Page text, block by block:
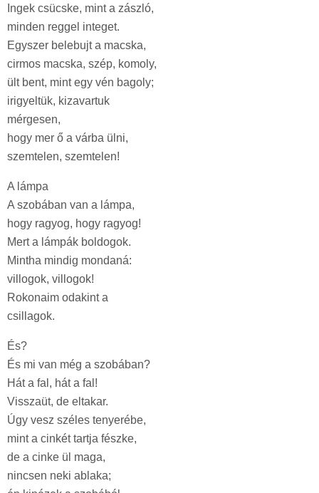
Ingek csücske, mint a zászló,
minden reggel integet.
Egyszer belebujt a macska,
cirmos macska, szép, komoly,
ült bent, mint egy vén bagoly;
irigyeltük, kizavartuk
mérgesen,
hogy mer ő a várba ülni,
szemtelen, szemtelen!
A lámpa
A szobában van a lámpa,
hogy ragyog, hogy ragyog!
Mert a lámpák boldogok.
Mintha mindig mondaná:
villogok, villogok!
Rokonaim odakint a
csillagok.
És?
És mi van még a szobában?
Hát a fal, hát a fal!
Visszaüt, de eltakar.
Úgy vesz széles tenyerébe,
mint a cinkét tartja fészke,
de a cinke ül maga,
nincsen neki ablaka;